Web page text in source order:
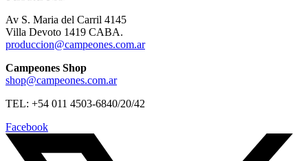
Av S. Maria del Carril 4145
Villa Devoto 1419 CABA.
produccion@campeones.com.ar
Campeones Shop
shop@campeones.com.ar
TEL: +54 011 4503-6840/20/42
Facebook